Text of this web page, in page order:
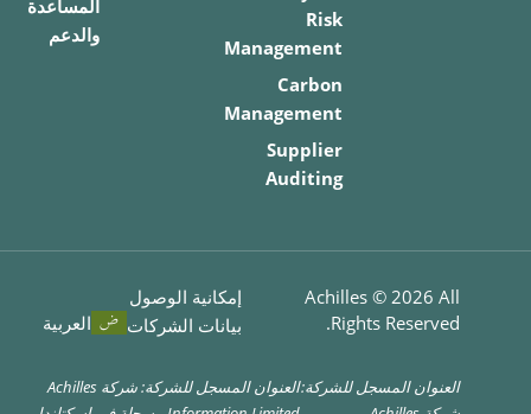
Risk
Management
Carbon
Management
Supplier
Auditing
المساعدة
والدعم
Achilles © 2026 All
Rights Reserved.
إمكانية الوصول
بيانات الشركات
العربية
العنوان المسجل للشركة:
العنوان المسجل للشركة: شركة Achilles